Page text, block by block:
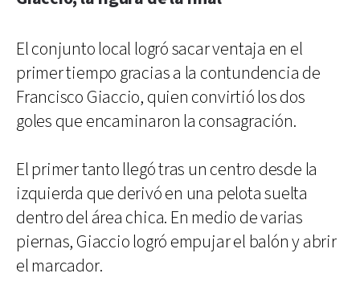
El conjunto local logró sacar ventaja en el
primer tiempo gracias a la contundencia de
Francisco Giaccio, quien convirtió los dos
goles que encaminaron la consagración.
El primer tanto llegó tras un centro desde la
izquierda que derivó en una pelota suelta
dentro del área chica. En medio de varias
piernas, Giaccio logró empujar el balón y abrir
el marcador.